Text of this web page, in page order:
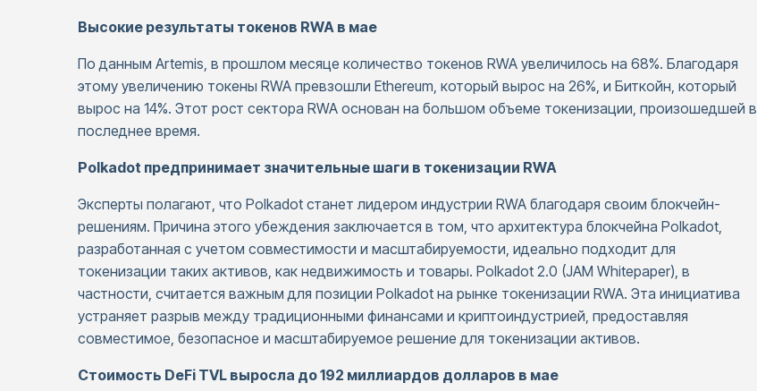
Высокие результаты токенов RWA в мае
По данным Artemis, в прошлом месяце количество токенов RWA увеличилось на 68%. Благодаря
этому увеличению токены RWA превзошли Ethereum, который вырос на 26%, и Биткойн, который
вырос на 14%. Этот рост сектора RWA основан на большом объеме токенизации, произошедшей в
последнее время.
Polkadot предпринимает значительные шаги в токенизации RWA
Эксперты полагают, что Polkadot станет лидером индустрии RWA благодаря своим блокчейн-
решениям. Причина этого убеждения заключается в том, что архитектура блокчейна Polkadot,
разработанная с учетом совместимости и масштабируемости, идеально подходит для
токенизации таких активов, как недвижимость и товары. Polkadot 2.0 (JAM Whitepaper), в
частности, считается важным для позиции Polkadot на рынке токенизации RWA. Эта инициатива
устраняет разрыв между традиционными финансами и криптоиндустрией, предоставляя
совместимое, безопасное и масштабируемое решение для токенизации активов.
Стоимость DeFi TVL выросла до 192 миллиардов долларов в мае